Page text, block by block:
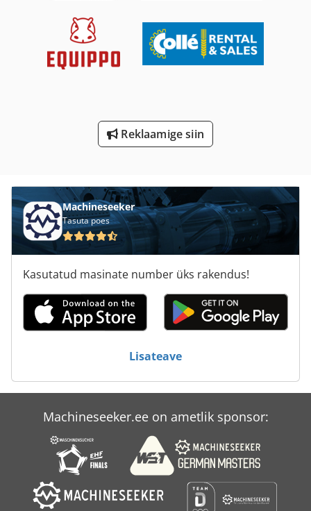
Rahalised Vahendid
Tp 201
Uss Käik Kruvi Tungrauad
Reklaamige siin
Machineseeker
Tasuta poes
Kasutatud masinate number üks rakendus!
Lisateave
Machineseeker.ee on ametlik sponsor: